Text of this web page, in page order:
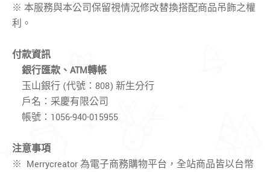
※ 本服務與本公司保留視情況修改替換搭配商品吊飾之權
利。
付款資訊
銀行匯款、 ATM轉帳
玉山銀行 (代號：808) 新生分行
戶名：采慶有限公司
帳號：1056-940-015955
注意事項
※ Merrycreator 為電子商務購物平台，全站商品皆以台幣